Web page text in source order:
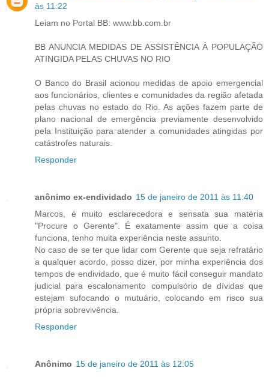
às 11:22
Leiam no Portal BB: www.bb.com.br
BB ANUNCIA MEDIDAS DE ASSISTÊNCIA À POPULAÇÃO
ATINGIDA PELAS CHUVAS NO RIO
O Banco do Brasil acionou medidas de apoio emergencial
aos funcionários, clientes e comunidades da região afetada
pelas chuvas no estado do Rio. As ações fazem parte de
plano nacional de emergência previamente desenvolvido
pela Instituição para atender a comunidades atingidas por
catástrofes naturais.
Responder
anônimo ex-endividado 15 de janeiro de 2011 às 11:40
Marcos, é muito esclarecedora e sensata sua matéria
"Procure o Gerente". É exatamente assim que a coisa
funciona, tenho muita experiência neste assunto.
No caso de se ter que lidar com Gerente que seja refratário
a qualquer acordo, posso dizer, por minha experiência dos
tempos de endividado, que é muito fácil conseguir mandato
judicial para escalonamento compulsório de dívidas que
estejam sufocando o mutuário, colocando em risco sua
própria sobrevivência.
Responder
Anônimo 15 de janeiro de 2011 às 12:05